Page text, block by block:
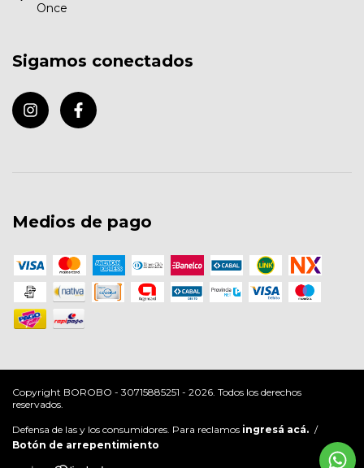
Once
Sigamos conectados
Medios de pago
Copyright BOROBO - 30715885251 - 2026. Todos los derechos
reservados.
Defensa de las y los consumidores. Para reclamos ingresá acá. /
Botón de arrepentimiento